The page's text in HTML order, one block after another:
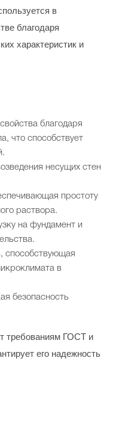
в
благодаря
характеристик и
благодаря
что способствует
несущих стен
простоту
раствора.
на фундамент и
способствующая
в
безопасность
требованиям ГОСТ и
его надежность